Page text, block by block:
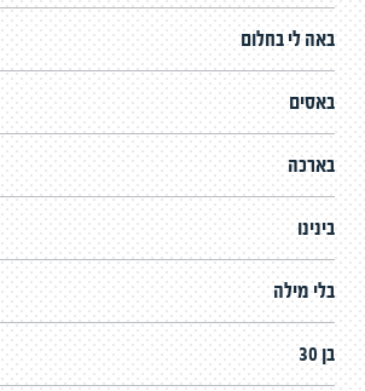
באה לי בחלום
באסים
בארכה
בינינו
בלי מילה
בן 30